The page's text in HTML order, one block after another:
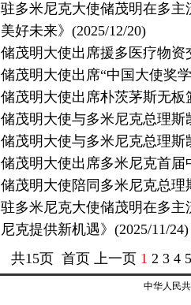
驻多米尼克大使储茂明在多
美好未来》 (2025/12/20)
储茂明大使出席援多医疗物资
储茂明大使出席“中国大使奖
储茂明大使出席朴茨茅斯无板
储茂明大使与多米尼克总理
储茂明大使与多米尼克总理
储茂明大使出席多米尼克首届
储茂明大使陪同多米尼克总
驻多米尼克大使储茂明在多
尼克提供新机遇》 (2025/11/24)
共15页 首页 上一页 1 2 3 4
中华人民